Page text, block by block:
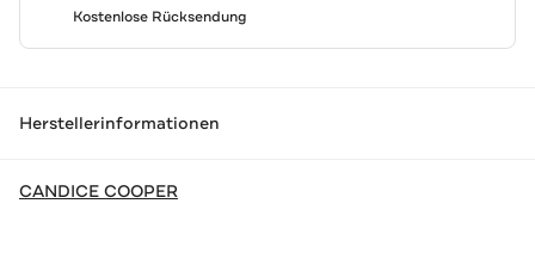
Kostenlose Rücksendung
Herstellerinformationen
CANDICE COOPER